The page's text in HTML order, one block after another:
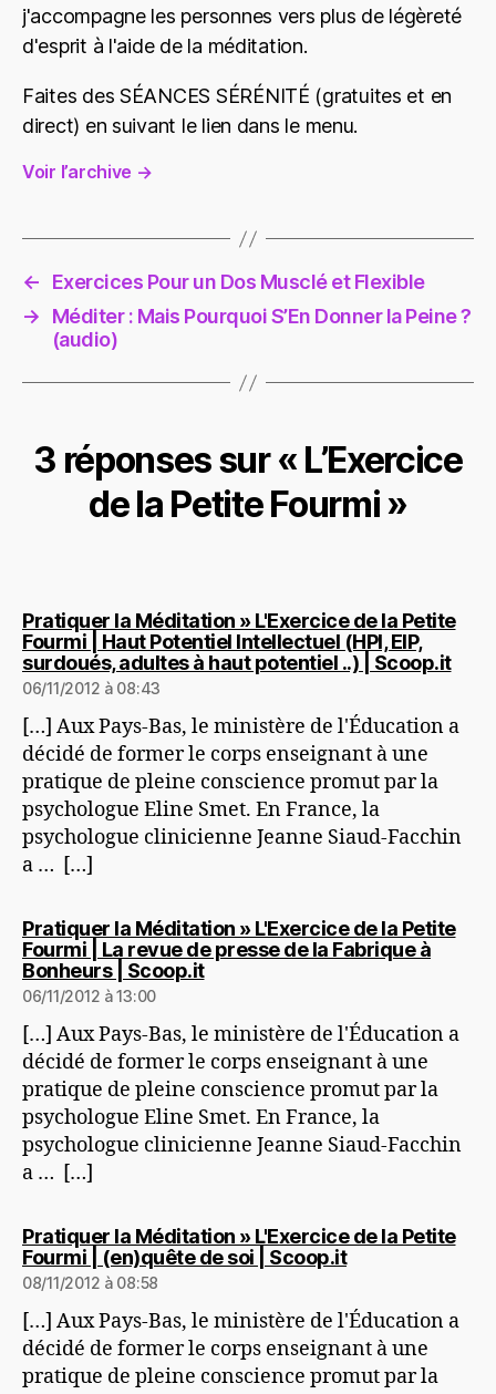
j'accompagne les personnes vers plus de légèreté
d'esprit à l'aide de la méditation.
Faites des SÉANCES SÉRÉNITÉ (gratuites et en
direct) en suivant le lien dans le menu.
Voir l’archive →
←
Exercices Pour un Dos Musclé et Flexible
→
Méditer : Mais Pourquoi S’En Donner la Peine ?
(audio)
3 réponses sur « L’Exercice
de la Petite Fourmi »
Pratiquer la Méditation » L'Exercice de la Petite
Fourmi | Haut Potentiel Intellectuel (HPI, EIP,
surdoués, adultes à haut potentiel ..) | Scoop.itdit :
06/11/2012 à 08:43
[…] Aux Pays-Bas, le ministère de l'Éducation a
décidé de former le corps enseignant à une
pratique de pleine conscience promut par la
psychologue Eline Smet. En France, la
psychologue clinicienne Jeanne Siaud-Facchin
a … […]
Pratiquer la Méditation » L'Exercice de la Petite
Fourmi | La revue de presse de la Fabrique à
Bonheurs | Scoop.itdit :
06/11/2012 à 13:00
[…] Aux Pays-Bas, le ministère de l'Éducation a
décidé de former le corps enseignant à une
pratique de pleine conscience promut par la
psychologue Eline Smet. En France, la
psychologue clinicienne Jeanne Siaud-Facchin
a … […]
Pratiquer la Méditation » L'Exercice de la Petite
Fourmi | (en)quête de soi | Scoop.itdit :
08/11/2012 à 08:58
[…] Aux Pays-Bas, le ministère de l'Éducation a
décidé de former le corps enseignant à une
pratique de pleine conscience promut par la